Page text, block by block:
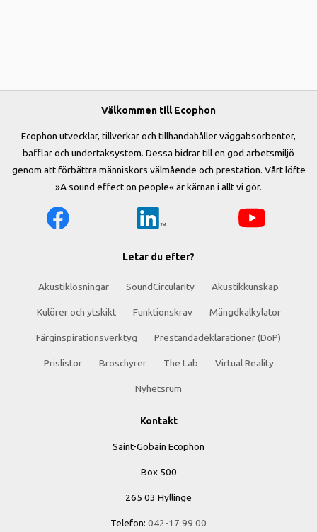
Välkommen till Ecophon
Ecophon utvecklar, tillverkar och tillhandahåller väggabsorbenter,
bafflar och undertaksystem. Dessa bidrar till en god arbetsmiljö
genom att förbättra människors välmående och prestation. Vårt löfte
»A sound effect on people« är kärnan i allt vi gör.
Letar du efter?
Akustiklösningar SoundCircularity Akustikkunskap
Kulörer och ytskikt Funktionskrav Mängdkalkylator
Färginspirationsverktyg Prestandadeklarationer (DoP)
Prislistor Broschyrer The Lab Virtual Reality
Nyhetsrum
Kontakt
Saint-Gobain Ecophon
Box 500
265 03 Hyllinge
Telefon: 042-17 99 00